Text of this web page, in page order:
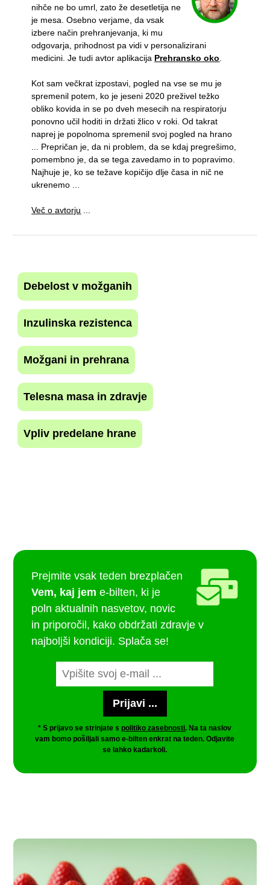
nihče ne bo umrl, zato že desetletija ne
je mesa. Osebno verjame, da vsak
izbere način prehranjevanja, ki mu
odgovarja, prihodnost pa vidi v personalizirani
medicini. Je tudi avtor aplikacija Prehransko oko
Kot sam večkrat izpostavi, pogled na vse se mu je
spremenil potem, ko je jeseni 2020 preživel težko
obliko kovida in se po dveh mesecih na respiratorju
ponovno učil hoditi in držati žlico v roki. Od takrat
naprej je popolnoma spremenil svoj pogled na hrano
... Prepričan je, da ni problem, da se kdaj pregrešimo,
pomembno je, da se tega zavedamo in to popravimo.
Najhuje je, ko se težave kopičijo dlje časa in nič ne
ukrenemo ...
Več o avtorju
Debelost v možganih
Inzulinska rezistenca
Možgani in prehrana
Telesna masa in zdravje
Vpliv predelane hrane
Prejmite vsak teden brezplačen
Vem, kaj jem e-bilten, ki je
poln aktualnih nasvetov, novic
in priporočil, kako obdržati zdravje v
najboljši kondiciji. Splača se!
* S prijavo se strinjate spolitiko zasebnosti. Na ta naslov
vam bomo pošiljali samo e-bilten enkrat na teden. Odjavite
se lahko kadarkoli.